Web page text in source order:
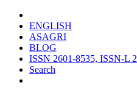
ENGLISH
ASAGRI
BLOG
ISSN 2601-8535, ISSN-L
Search